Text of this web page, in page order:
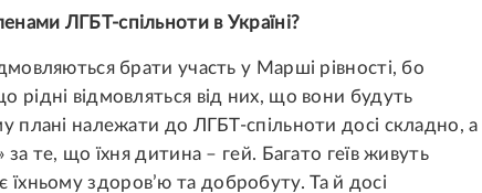
ЛГБТ-спільноти в Україні?
брати участь у Марші рівності, бо
рідні відмовляться від них, що вони будуть
плані належати до ЛГБТ-спільноти досі складно, а
за те, що їхня дитина – гей. Багато геїв живуть
здоров’ю та добробуту. Та й досі